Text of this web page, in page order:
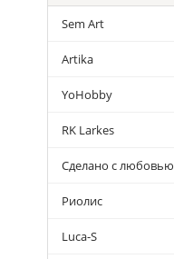
Sem Art
Artika
YoHobby
RK Larkes
Сделано с любовью
Риолис
Luca-S